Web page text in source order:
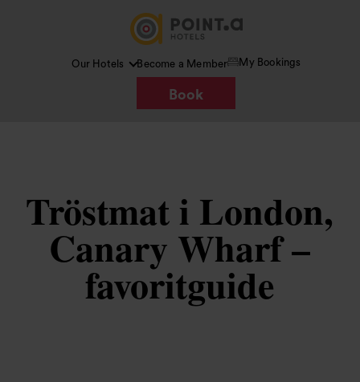
Our Hotels Become a Member My Bookings
Book
Tröstmat i London,
Canary Wharf –
favoritguide